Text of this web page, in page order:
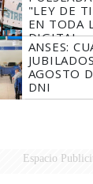
"LEY DE
EN TODA
DIGITAL
ANSES:
AGOSTO
DNI
Espacio